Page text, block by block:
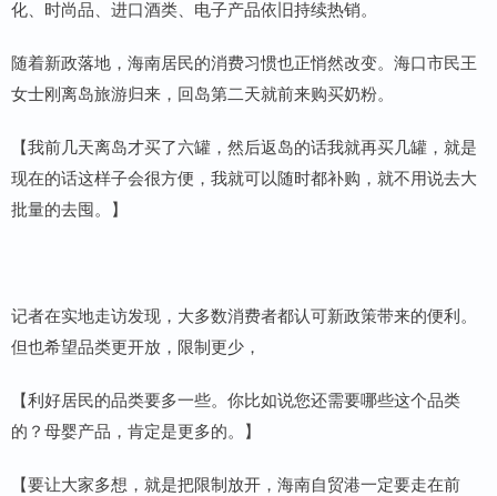
化、时尚品、进口酒类、电子产品依旧持续热销。
随着新政落地，海南居民的消费习惯也正悄然改变。海口市民王
女士刚离岛旅游归来，回岛第二天就前来购买奶粉。
【我前几天离岛才买了六罐，然后返岛的话我就再买几罐，就是
现在的话这样子会很方便，我就可以随时都补购，就不用说去大
批量的去囤。】
记者在实地走访发现，大多数消费者都认可新政策带来的便利。
但也希望品类更开放，限制更少，
【利好居民的品类要多一些。你比如说您还需要哪些这个品类
的？母婴产品，肯定是更多的。】
【要让大家多想，就是把限制放开，海南自贸港一定要走在前